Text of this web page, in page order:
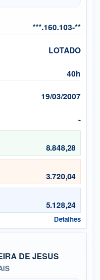
***.160.103-**
LOTADO
40h
19/03/2007
-
8.848,28
3.720,04
5.128,24
Detalhes
DE JESUS